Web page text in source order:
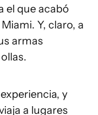
el que acabó
Y, claro, a
armas
y
a lugares